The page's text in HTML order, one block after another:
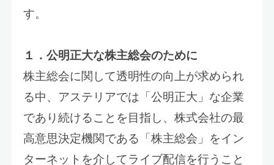
す。
１．公明正大な株主総会のために
株主総会に関して透明性の向上が求められ
る中、アステリアでは「公明正大」な企業
であり続けることを目指し、株式会社の最
高意思決定機関である「株主総会」をイン
ターネットを介してライブ配信を行うこと